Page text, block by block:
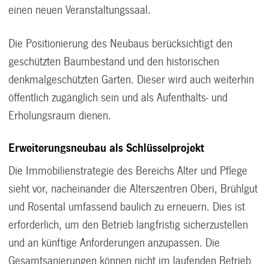
einen neuen Veranstaltungssaal.
Die Positionierung des Neubaus berücksichtigt den
geschützten Baumbestand und den historischen
denkmalgeschützten Garten. Dieser wird auch weiterhin
öffentlich zugänglich sein und als Aufenthalts- und
Erholungsraum dienen.
Erweiterungsneubau als Schlüsselprojekt
Die Immobilienstrategie des Bereichs Alter und Pflege
sieht vor, nacheinander die Alterszentren Oberi, Brühlgut
und Rosental umfassend baulich zu erneuern. Dies ist
erforderlich, um den Betrieb langfristig sicherzustellen
und an künftige Anforderungen anzupassen. Die
Gesamtsanierungen können nicht im laufenden Betrieb